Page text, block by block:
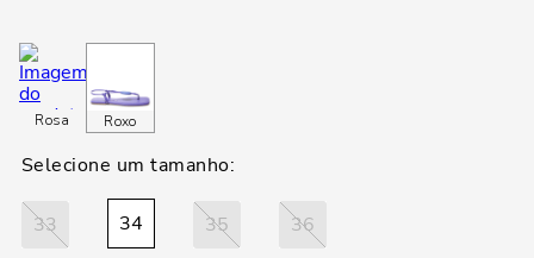
Rosa Roxo
33 34 35 36